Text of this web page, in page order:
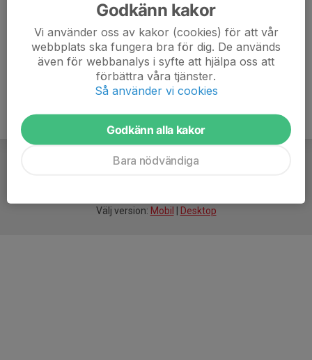
Välj version: Mobil Desktop
Godkänn kakor
Vi använder oss av kakor (cookies) för att vår
webbplats ska fungera bra för dig. De används
även för webbanalys i syfte att hjälpa oss att
förbättra våra tjänster.
Så använder vi cookies
Godkänn alla kakor
Bara nödvändiga